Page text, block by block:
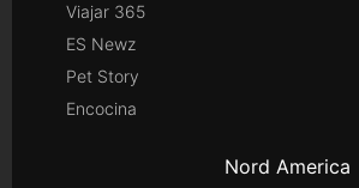
Viajar 365
ES Newz
Pet Story
Encocina
Nord America